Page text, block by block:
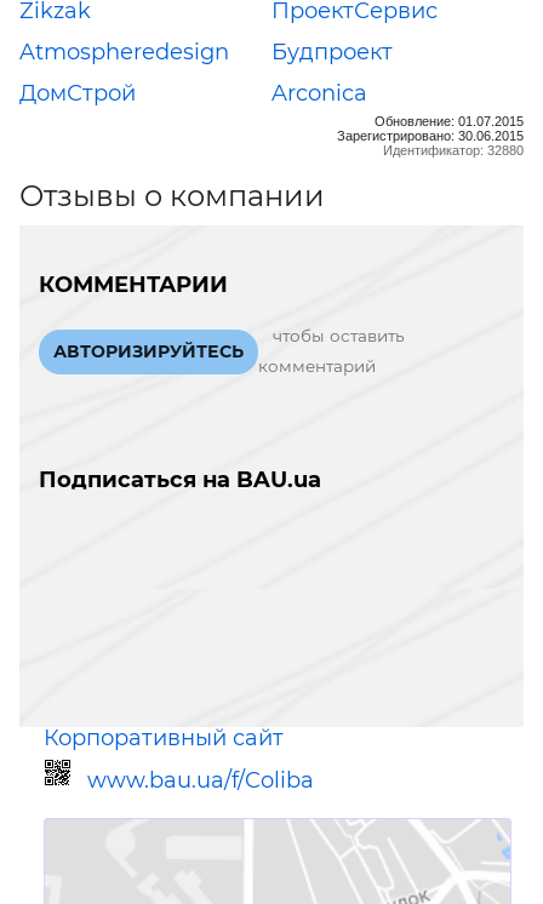
Zikzak
ПроектСервис
Atmospheredesign
Будпроект
ДомСтрой
Arconica
Обновление: 01.07.2015
Зарегистрировано: 30.06.2015
Идентификатор: 32880
Отзывы о компании
КОММЕНТАРИИ
АВТОРИЗИРУЙТЕСЬ
чтобы оставить
комментарий
Подписаться на BAU.ua
Корпоративный сайт
www.bau.ua/f/Coliba